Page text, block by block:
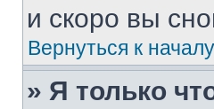
и скоро вы
Вернуться к началу
» Я только